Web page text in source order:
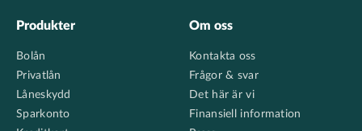
Footer
Produkter
Bolån
Privatlån
Låneskydd
Sparkonto
Om oss
Kontakta oss
Frågor & svar
Det här är vi
Finansiell information